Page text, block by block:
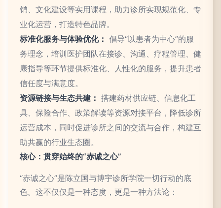
销、文化建设等实用课程，助力诊所实现规范化、专
业化运营，打造特色品牌。
标准化服务与体验优化： 倡导“以患者为中心”的服
务理念，培训医护团队在接诊、沟通、疗程管理、健
康指导等环节提供标准化、人性化的服务，提升患者
信任度与满意度。
资源链接与生态共建： 搭建药材供应链、信息化工
具、保险合作、政策解读等资源对接平台，降低诊所
运营成本，同时促进诊所之间的交流与合作，构建互
助共赢的行业生态圈。
核心：贯穿始终的“赤诚之心”
“赤诚之心”是陈立国与博宇诊所学院一切行动的底
色。这不仅仅是一种态度，更是一种方法论：